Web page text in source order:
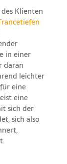
Klienten
in einer
daran
leichter
eine
eine
sich der
sich also